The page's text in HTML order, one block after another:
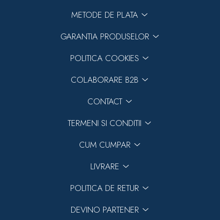
METODE DE PLATA
GARANTIA PRODUSELOR
POLITICA COOKIES
COLABORARE B2B
CONTACT
TERMENI SI CONDITII
CUM CUMPAR
LIVRARE
POLITICA DE RETUR
DEVINO PARTENER